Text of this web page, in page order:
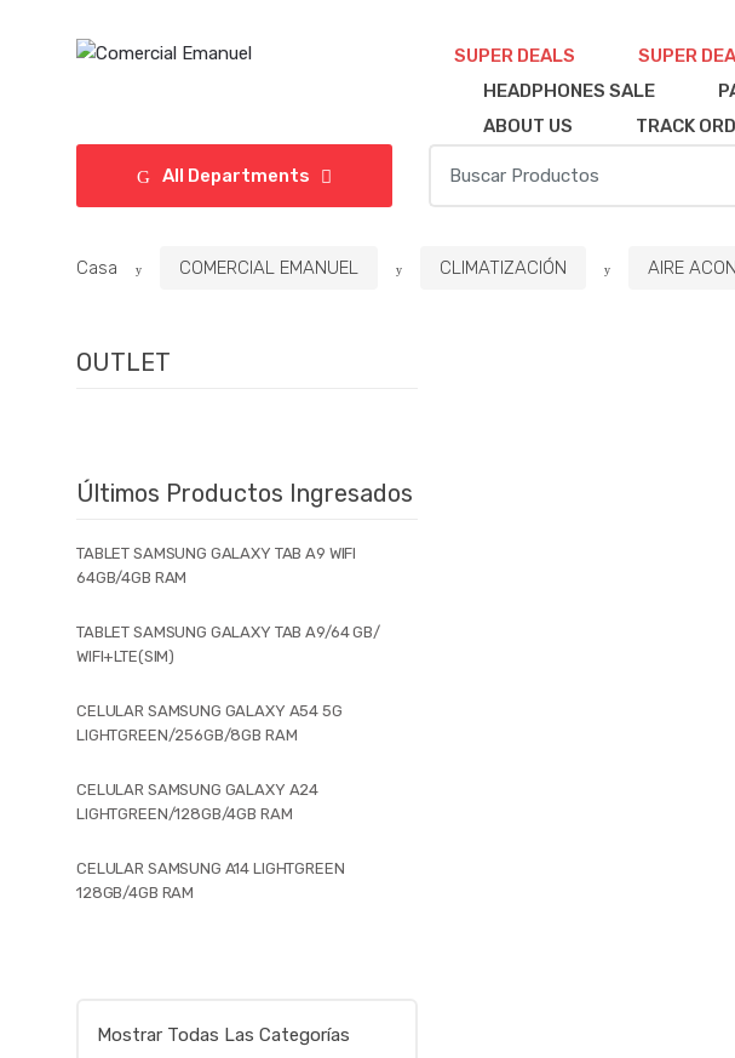
SUPER DEALS SUPER
HEADPHONES SALE
ABOUT US
TRACK
All Departments
de:
Casa COMERCIAL EMANUEL CLIMATIZACIÓN AIRE
OUTLET
Últimos Productos Ingresados
TABLET SAMSUNG GALAXY TAB A9 WIFI
64GB/4GB RAM
TABLET SAMSUNG GALAXY TAB A9/64 GB/
WIFI+LTE(SIM)
CELULAR SAMSUNG GALAXY A54 5G
LIGHTGREEN/256GB/8GB RAM
CELULAR SAMSUNG GALAXY A24
LIGHTGREEN/128GB/4GB RAM
CELULAR SAMSUNG A14 LIGHTGREEN
128GB/4GB RAM
Mostrar Todas Las Categorías